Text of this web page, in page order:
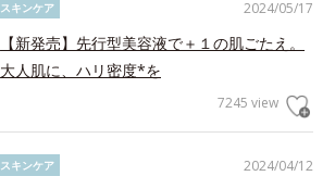
2024/05/17
スキンケア
【新発売】先行型美容液で＋１の肌ごたえ。
大人肌に、ハリ密度*を
7245 view
2024/04/12
スキンケア